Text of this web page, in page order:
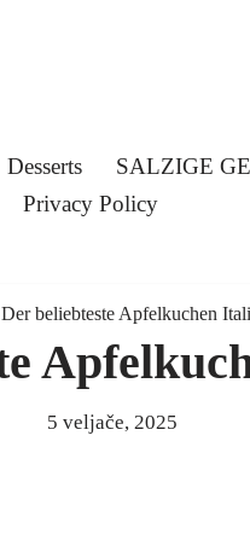
Desserts SALZIGE
Privacy Policy
Der beliebteste Apfelkuchen
5 veljače, 2025